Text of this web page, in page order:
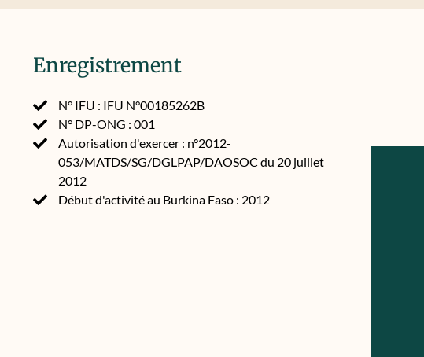
Enregistrement
N° IFU : IFU N°00185262B
N° DP-ONG : 001
Autorisation d'exercer : n°2012-
053/MATDS/SG/DGLPAP/DAOSOC du 20 juillet
2012
Début d'activité au Burkina Faso : 2012